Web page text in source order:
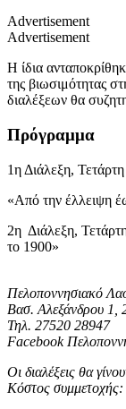
Advertisement
Advertisement
Η ίδια
της βιωσιμότητας
διαλέξεων θα
Πρόγραμμα
1η Διάλεξη,
«Από την έλλειψη
2η Διάλεξη,
το 1900»
Πελοποννησιακό
Βασ. Αλεξάνδρου 1,
Τηλ. 27520 28947
Facebook
Οι διαλέξεις θα
Κόστος